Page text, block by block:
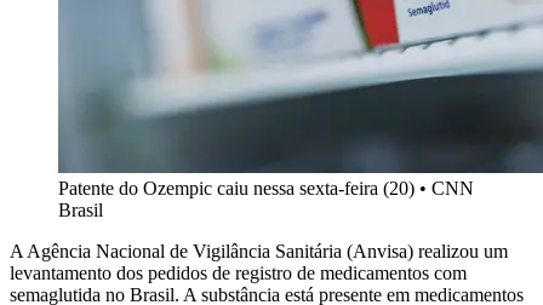
Patente do Ozempic caiu nessa sexta-feira (20) • CNN
Brasil
A Agência Nacional de Vigilância Sanitária (Anvisa) realizou um
levantamento dos pedidos de registro de medicamentos com
semaglutida no Brasil. A substância está presente em medicamentos